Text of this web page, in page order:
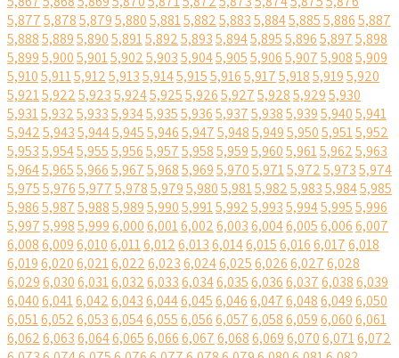
5,8775,8785,8795,8805,8815,8825,8835,8845,8855,8865,887
5,8885,8895,8905,8915,8925,8935,8945,8955,8965,8975,898
5,8995,9005,9015,9025,9035,9045,9055,9065,9075,9085,909
5,9105,9115,9125,9135,9145,9155,9165,9175,9185,9195,920
5,9215,9225,9235,9245,9255,9265,9275,9285,9295,930
5,9315,9325,9335,9345,9355,9365,9375,9385,9395,9405,941
5,9425,9435,9445,9455,9465,9475,9485,9495,9505,9515,952
5,9535,9545,9555,9565,9575,9585,9595,9605,9615,9625,963
5,9645,9655,9665,9675,9685,9695,9705,9715,9725,9735,974
5,9755,9765,9775,9785,9795,9805,9815,9825,9835,9845,985
5,9865,9875,9885,9895,9905,9915,9925,9935,9945,9955,996
5,9975,9985,9996,0006,0016,0026,0036,0046,0056,0066,007
6,0086,0096,0106,0116,0126,0136,0146,0156,0166,0176,018
6,0196,0206,0216,0226,0236,0246,0256,0266,0276,028
6,0296,0306,0316,0326,0336,0346,0356,0366,0376,0386,039
6,0406,0416,0426,0436,0446,0456,0466,0476,0486,0496,050
6,0516,0526,0536,0546,0556,0566,0576,0586,0596,0606,061
6,0626,0636,0646,0656,0666,0676,0686,0696,0706,0716,072